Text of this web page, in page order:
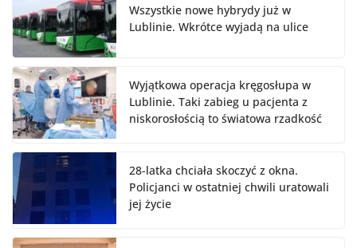
Wszystkie nowe hybrydy już w
Lublinie. Wkrótce wyjadą na ulice
Wyjątkowa operacja kręgosłupa w
Lublinie. Taki zabieg u pacjenta z
niskorosłością to światowa rzadkość
28-latka chciała skoczyć z okna.
Policjanci w ostatniej chwili uratowali
jej życie